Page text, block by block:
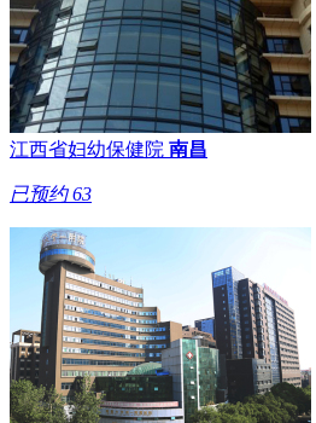
江西省妇幼保健院 南昌
已预约 63